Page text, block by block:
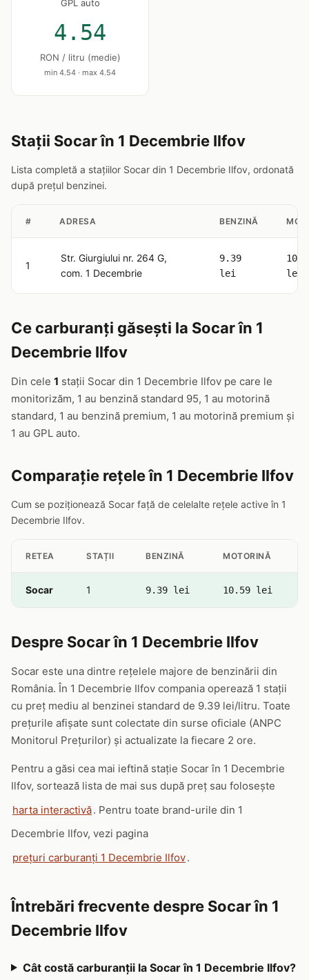
GPL auto
4.54
RON / litru (medie)
min 4.54 · max 4.54
Stații Socar în 1 Decembrie Ilfov
Lista completă a stațiilor Socar din 1 Decembrie Ilfov, ordonată
după prețul benzinei.
# ADRESA BENZINĂ
1
Str. Giurgiului nr. 264 G,
com. 1 Decembrie
9.39
lei
lei
Ce carburanți găsești la Socar în 1
Decembrie Ilfov
Din cele 1 stații Socar din 1 Decembrie Ilfov pe care le
monitorizăm, 1 au benzină standard 95, 1 au motorină
standard, 1 au benzină premium, 1 au motorină premium și
1 au GPL auto.
Comparație rețele în 1 Decembrie Ilfov
Cum se poziționează Socar față de celelalte rețele active în 1
Decembrie Ilfov.
RETEA STAȚII BENZINĂ MOTORINĂ
Socar 1 9.39 lei 10.59 lei
Despre Socar în 1 Decembrie Ilfov
Socar este una dintre rețelele majore de benzinării din
România. În 1 Decembrie Ilfov compania operează 1 stații
cu preț mediu al benzinei standard de 9.39 lei/litru. Toate
prețurile afișate sunt colectate din surse oficiale (ANPC
Monitorul Prețurilor) și actualizate la fiecare 2 ore.
Pentru a găsi cea mai ieftină stație Socar în 1 Decembrie
Ilfov, sortează lista de mai sus după preț sau folosește
harta interactivă. Pentru toate brand-urile din 1
Decembrie Ilfov, vezi pagina
prețuri carburanți 1 Decembrie Ilfov.
Întrebări frecvente despre Socar în 1
Decembrie Ilfov
Cât costă carburanții la Socar în 1 Decembrie Ilfov?